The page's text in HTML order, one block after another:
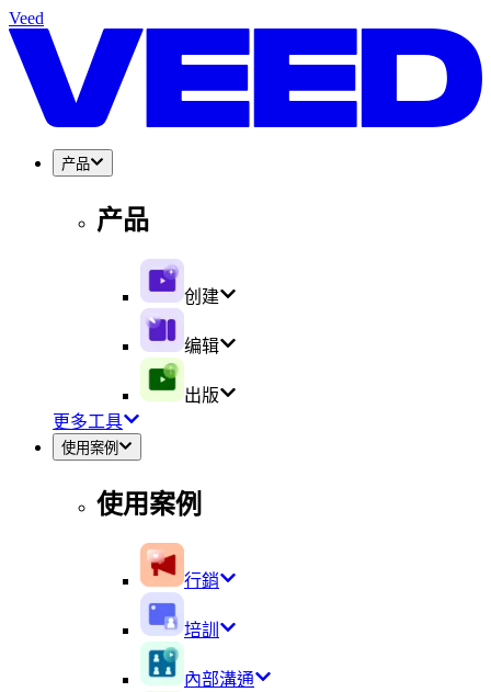
Veed
产品
产品
创建
编辑
出版
更多工具
使用案例
使用案例
行銷
培訓
內部溝通